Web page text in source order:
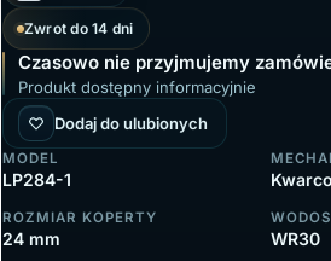
Zwrot do 14 dni
Czasowo nie przyjmujemy
Produkt dostępny informacyjnie
Dodaj do ulubionych
MODEL
LP284-1
ROZMIAR KOPERTY
24 mm WR30